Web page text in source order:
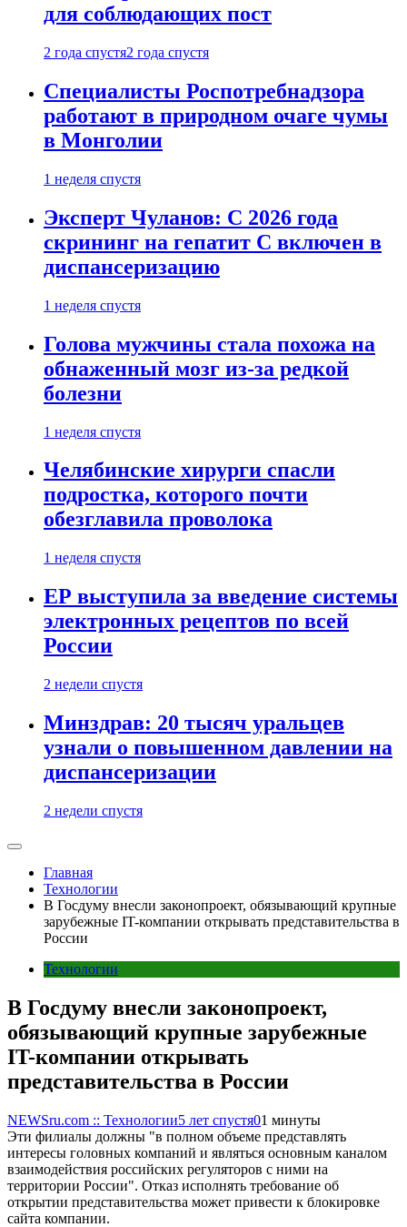
для соблюдающих пост
2 года спустя2 года спустя
Специалисты Роспотребнадзора
работают в природном очаге чумы
в Монголии
1 неделя спустя
Эксперт Чуланов: С 2026 года
скрининг на гепатит С включен в
диспансеризацию
1 неделя спустя
Голова мужчины стала похожа на
обнаженный мозг из-за редкой
болезни
1 неделя спустя
Челябинские хирурги спасли
подростка, которого почти
обезглавила проволока
1 неделя спустя
ЕР выступила за введение системы
электронных рецептов по всей
России
2 недели спустя
Минздрав: 20 тысяч уральцев
узнали о повышенном давлении на
диспансеризации
2 недели спустя
Главная
Технологии
В Госдуму внесли законопроект, обязывающий крупные
зарубежные IT-компании открывать представительства в
России
Технологии
В Госдуму внесли законопроект,
обязывающий крупные зарубежные
IT-компании открывать
представительства в России
NEWSru.com :: Технологии5 лет спустя01 минуты
Эти филиалы должны "в полном объеме представлять
интересы головных компаний и являться основным каналом
взаимодействия российских регуляторов с ними на
территории России". Отказ исполнять требование об
открытии представительства может привести к блокировке
сайта компании.